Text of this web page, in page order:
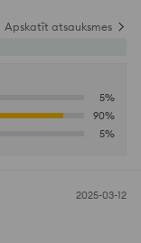
Apskatīt atsauksmes
5%
90%
5%
2025-03-12